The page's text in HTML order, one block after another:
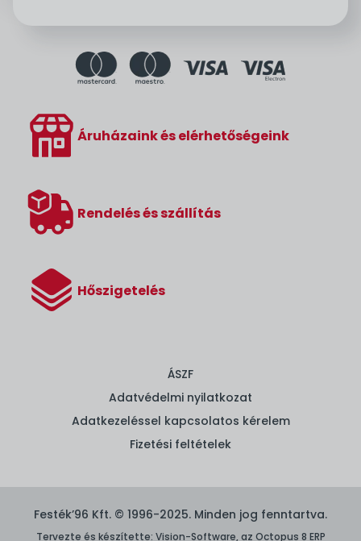
Áruházaink és elérhetőségeink
Rendelés és szállítás
Hőszigetelés
ÁSZF
Adatvédelmi nyilatkozat
Adatkezeléssel kapcsolatos kérelem
Fizetési feltételek
Festék’96 Kft. © 1996-2025. Minden jog fenntartva.
Tervezte és készítette: Vision-Software, az Octopus 8 ERP